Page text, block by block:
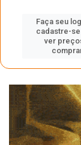
Faça seu
cadastre-
ver